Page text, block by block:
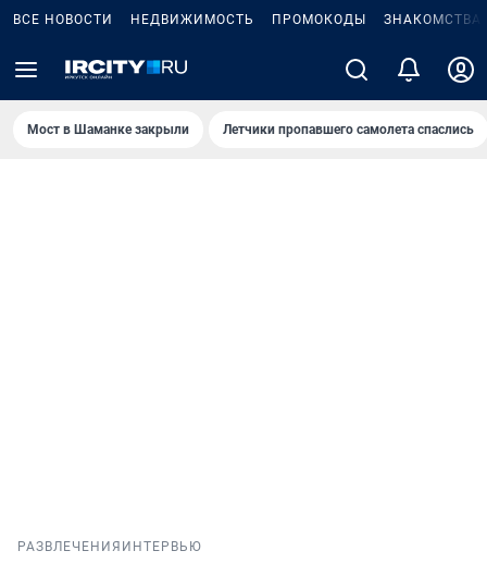
ВСЕ НОВОСТИ НЕДВИЖИМОСТЬ ПРОМОКОДЫ ЗНАКОМСТВА
Мост в Шаманке закрыли Летчики пропавшего самолета спаслись
РАЗВЛЕЧЕНИЯ ИНТЕРВЬЮ